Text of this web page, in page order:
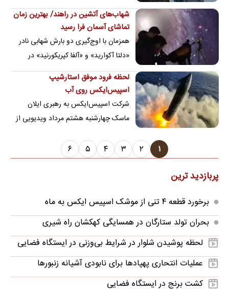
پربازدید ترین
برخورد قطعه ۴ تنی از موشک اسپیس ایکس به ماه
بحران تولد ستارگان در همسایگی کهکشان راه شیری
لحظه پوشیدن شلوار در شرایط بی‌وزنی در ایستگاه فضایی
عملیات انتحاری پهپادها برای نابودی آشیانه زنبورها
کشت برنج در ایستگاه فضایی
پنجم مرداد ماه ۱۴۰۵ ضبط شده را منتشر
کرده…
شهاب‌های آتشین در راهند/ بهترین زمان
تماشای آسمان فرا رسید
همزمان با اوج‌گیری دو بارش شهابی نادر
«دلتا آکوارید» و «آلفا کپریکورنید» در
بامداد ۸ و ۹ مرداد، آسمان صحنه عبور…
لحظه فرود موفق استارشیپ
اسپیس‌ایکس روی آب
شرکت اسپیس‌ایکس به رهبری ایلان
ماسک چهارشنبه هشتم مرداد ویدیویی از
آب پس از اجرای…
۱ ۲ ۳ ۴ ۵ ۶